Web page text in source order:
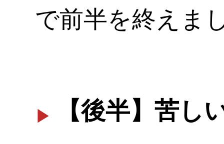
で前半を終えま
【後半】苦し